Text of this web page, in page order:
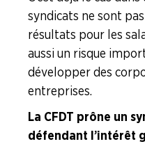
syndicats ne sont
résultats pour les
aussi un risque
développer des
entreprises.
La CFDT prône un
défendant l’intérêt